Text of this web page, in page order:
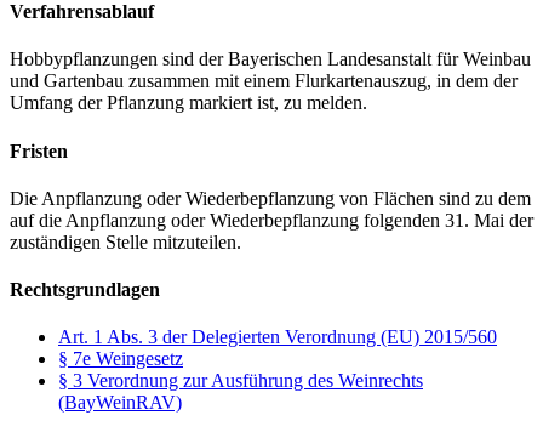
Verfahrensablauf
Hobbypflanzungen sind der Bayerischen Landesanstalt für Weinbau
und Gartenbau zusammen mit einem Flurkartenauszug, in dem der
Umfang der Pflanzung markiert ist, zu melden.
Fristen
Die Anpflanzung oder Wiederbepflanzung von Flächen sind zu dem
auf die Anpflanzung oder Wiederbepflanzung folgenden 31. Mai der
zuständigen Stelle mitzuteilen.
Rechtsgrundlagen
Art. 1 Abs. 3 der Delegierten Verordnung (EU) 2015/560
§ 7e Weingesetz
§ 3 Verordnung zur Ausführung des Weinrechts
(BayWeinRAV)